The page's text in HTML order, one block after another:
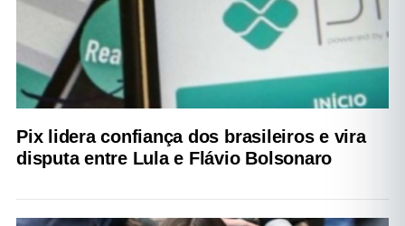
Pix lidera confiança dos brasileiros e vira
disputa entre Lula e Flávio Bolsonaro